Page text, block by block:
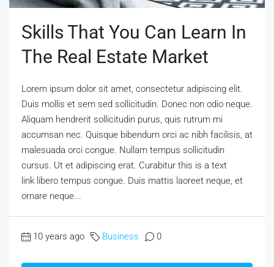
Skills That You Can Learn In
The Real Estate Market
Lorem ipsum dolor sit amet, consectetur adipiscing elit.
Duis mollis et sem sed sollicitudin. Donec non odio neque.
Aliquam hendrerit sollicitudin purus, quis rutrum mi
accumsan nec. Quisque bibendum orci ac nibh facilisis, at
malesuada orci congue. Nullam tempus sollicitudin
cursus. Ut et adipiscing erat. Curabitur this is a text
link libero tempus congue. Duis mattis laoreet neque, et
ornare neque...
10 years ago Business 0